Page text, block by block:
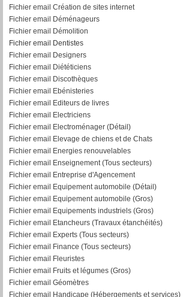
Fichier email Création de sites internet
Fichier email Déménageurs
Fichier email Démolition
Fichier email Dentistes
Fichier email Designers
Fichier email Diététiciens
Fichier email Discothèques
Fichier email Ebénisteries
Fichier email Editeurs de livres
Fichier email Electriciens
Fichier email Electroménager (Détail)
Fichier email Elevage de chiens et de Chats
Fichier email Energies renouvelables
Fichier email Enseignement (Tous secteurs)
Fichier email Entreprise d'Agencement
Fichier email Equipement automobile (Détail)
Fichier email Equipement automobile (Gros)
Fichier email Equipements industriels (Gros)
Fichier email Etancheurs (Travaux étanchéités)
Fichier email Experts (Tous secteurs)
Fichier email Finance (Tous secteurs)
Fichier email Fleuristes
Fichier email Fruits et légumes (Gros)
Fichier email Géomètres
Fichier email Handicape (Hébergements et services)